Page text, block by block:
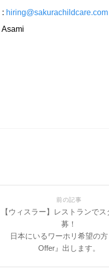
: hiring@sakurachildcare.com
前の記事
【ウィスラー】レストランでス
募！
日本にいるワーホリ希望の
Offer』出します。